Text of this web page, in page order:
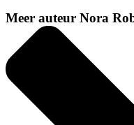
Meer auteur Nora